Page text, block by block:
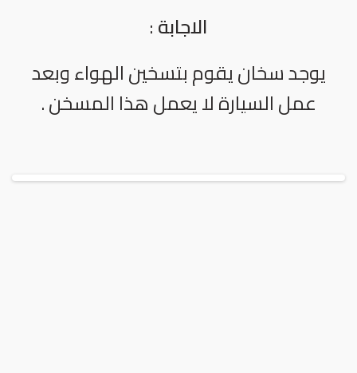
الاجابة:
يوجد سخان يقوم بتسخين الهواء وبعد
عمل السيارة لا يعمل هذا المسخن .